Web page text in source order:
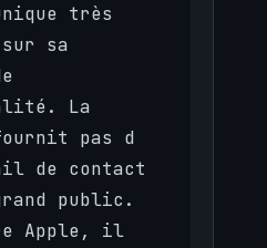
très
sa
La
pas d
de contact
public.
Apple, il